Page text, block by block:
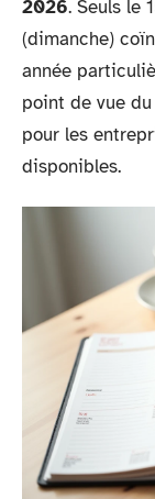
2026. Seuls le
(dimanche)
année
point de vue
pour les
disponibles.